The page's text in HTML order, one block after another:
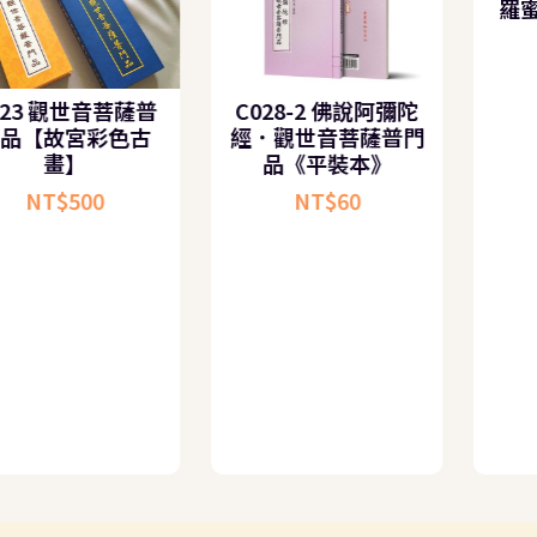
C023 觀世音菩薩普
門品【故宮彩色古
NT$
C028-2 佛說阿彌陀
經．觀世音菩薩普門
品《平裝本》
NT$